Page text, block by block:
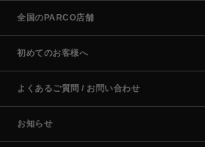
全国のPARCO店舗
初めてのお客様へ
よくあるご質問 / お問い合わせ
お知らせ